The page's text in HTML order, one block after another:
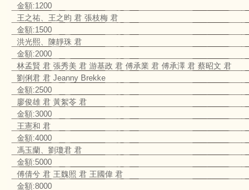
金額:1200
王之祐、王之昀 君 張枝梅 君
金額:1500
洪光熙、陳靜珠 君
金額:2000
林孟賢 君 張秀美 君 游基政 君 傅承業 君 傅承澤 君 蔡昭文 君
劉俐君 君 Jeanny Brekke
金額:2500
廖俊雄 君 黃絮苓 君
金額:3000
王憲和 君
金額:4000
馮玉蘭、劉瓊君 君
金額:5000
傅倩兮 君 王魏照 君 王國偉 君
金額:8000